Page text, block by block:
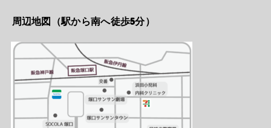
周辺地図（駅から南へ徒歩5分）